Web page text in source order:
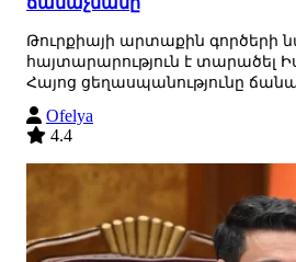
Թուրքիայի արտաքին գործերի
հայտարարություն է տարածել
Հայոց ցեղասպանությունը
Ofelya
4.4